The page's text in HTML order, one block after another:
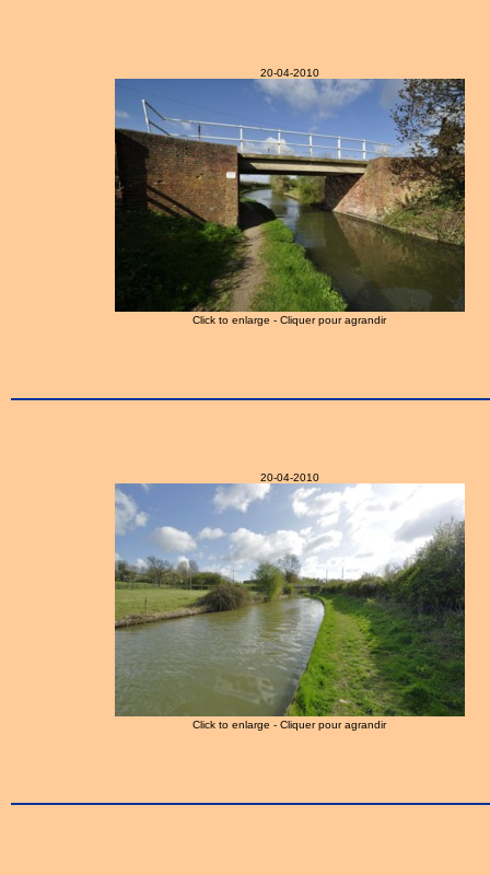
20-04-2010
Click to enlarge - Cliquer pour agrandir
20-04-2010
Click to enlarge - Cliquer pour agrandir